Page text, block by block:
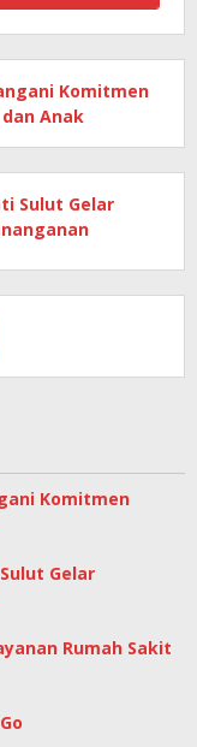
Komitmen
Anak
Sulut Gelar
Komitmen
Gelar
Rumah Sakit